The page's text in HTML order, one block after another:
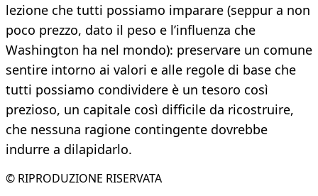
lezione che tutti possiamo imparare (seppur a non
poco prezzo, dato il peso e l’influenza che
Washington ha nel mondo): preservare un comune
sentire intorno ai valori e alle regole di base che
tutti possiamo condividere è un tesoro così
prezioso, un capitale così difficile da ricostruire,
che nessuna ragione contingente dovrebbe
indurre a dilapidarlo.
© RIPRODUZIONE RISERVATA